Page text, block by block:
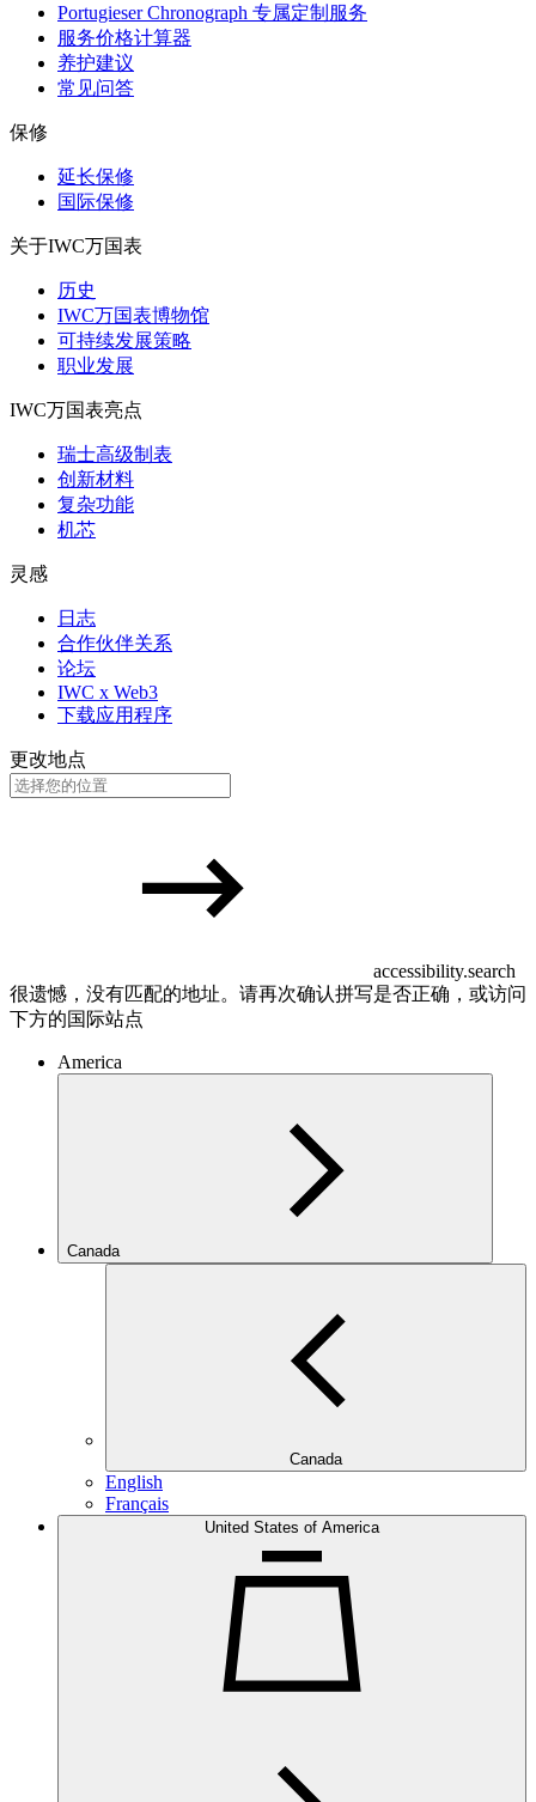
Portugieser Chronograph 专属定制服务
服务价格计算器
养护建议
常见问答
保修
延长保修
国际保修
关于IWC万国表
历史
IWC万国表博物馆
可持续发展策略
职业发展
IWC万国表亮点
瑞士高级制表
创新材料
复杂功能
机芯
灵感
日志
合作伙伴关系
论坛
IWC x Web3
下载应用程序
更改地点
accessibility.search
很遗憾，没有匹配的地址。请再次确认拼写是否正确，或访问
下方的国际站点
America
Canada
Canada
English
Français
United States of America